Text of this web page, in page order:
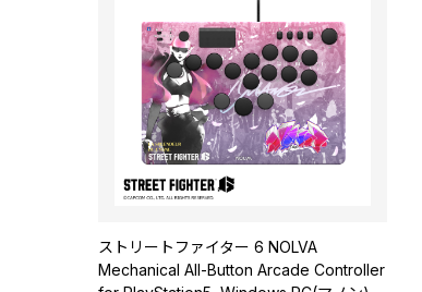
ストリートファイター 6 NOLVA
Mechanical All-Button Arcade Controller